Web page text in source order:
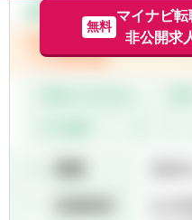
上記に加え
の業務も
無料
マイナビ
非公開求